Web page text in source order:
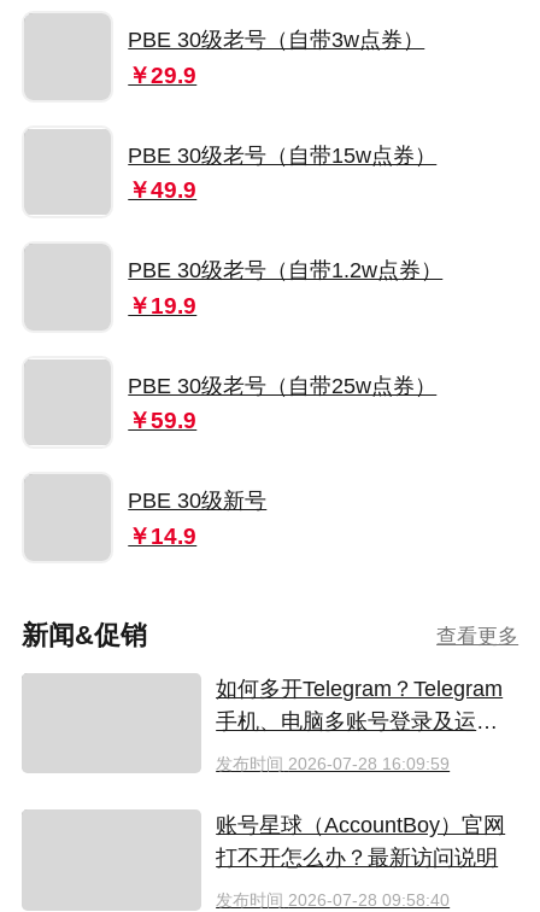
PBE 30级老号（自带3w点券）
￥29.9
PBE 30级老号（自带15w点券）
￥49.9
PBE 30级老号（自带1.2w点券）
￥19.9
PBE 30级老号（自带25w点券）
￥59.9
PBE 30级新号
￥14.9
新闻&促销 查看更多
如何多开Telegram？Telegram
手机、电脑多账号登录及运营
指南
发布时间 2026-07-28 16:09:59
账号星球（AccountBoy）官网
打不开怎么办？最新访问说明
发布时间 2026-07-28 09:58:40